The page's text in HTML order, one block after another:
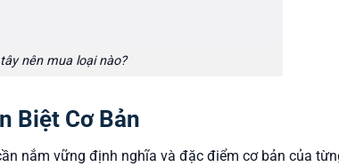
nên mua loại nào?
Biệt Cơ Bản
nắm vững định nghĩa và đặc điểm cơ bản của